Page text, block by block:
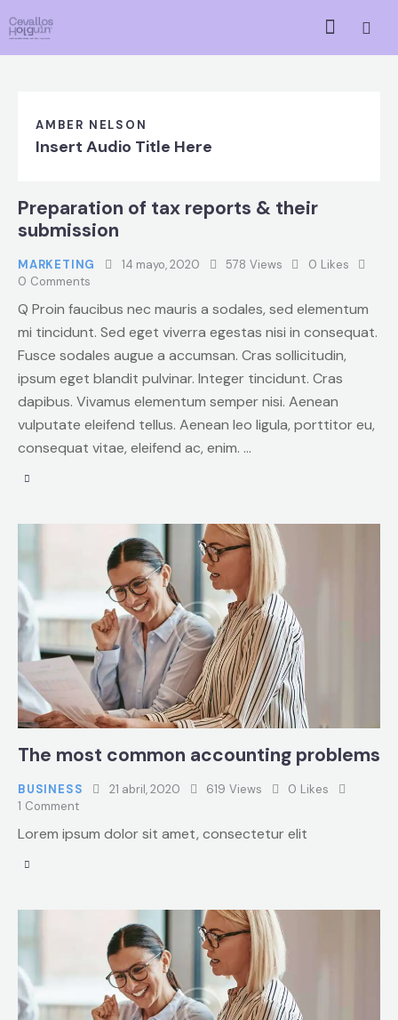
AMBER NELSON
Insert Audio Title Here
Preparation of tax reports & their
submission
MARKETING 14 mayo, 2020 578 Views 0 Likes
0 Comments
Q Proin faucibus nec mauris a sodales, sed elementum
mi tincidunt. Sed eget viverra egestas nisi in consequat.
Fusce sodales augue a accumsan. Cras sollicitudin,
ipsum eget blandit pulvinar. Integer tincidunt. Cras
dapibus. Vivamus elementum semper nisi. Aenean
vulputate eleifend tellus. Aenean leo ligula, porttitor eu,
consequat vitae, eleifend ac, enim. …
The most common accounting problems
BUSINESS 21 abril, 2020 619 Views 0 Likes
1 Comment
Lorem ipsum dolor sit amet, consectetur elit